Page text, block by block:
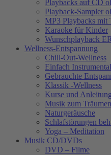
Playbacks auf CD
Playback-Sampler
MP3 Playbacks mit
Karaoke für Kinder
Wunschplayback
Wellness-Entspannung
Chill-Out-Wellness
Einfach Instrumental
Gebrauchte
Klassik -Wellness
Kurse und
Musik zum Träumen
Naturgeräusche
Schlafstörungen
Yoga – Meditation
Musik CD/DVDs
DVD – Filme